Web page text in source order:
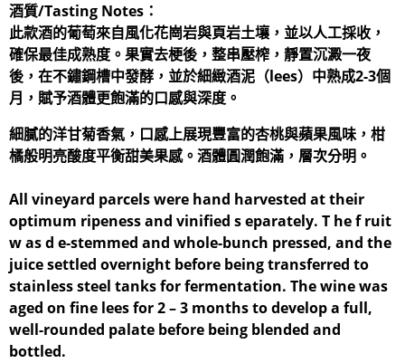
酒質/Tasting Notes：
此款酒的葡萄來自風化花崗岩與頁岩土壤，並以人工採收，
確保最佳成熟度。果實去梗後，整串壓榨，靜置沉澱一夜
後，在不鏽鋼槽中發酵，並於細緻酒泥（lees）中熟成2-3個
月，賦予酒體更飽滿的口感與深度。
細膩的洋甘菊香氣，口感上展現豐富的杏桃與蘋果風味，柑
橘般明亮酸度平衡甜美果感。酒體圓潤飽滿，層次分明。
All vineyard parcels were hand harvested at their
optimum ripeness and vinified s eparately. T he f ruit
w as d e-stemmed and whole-bunch pressed, and the
juice settled overnight before being transferred to
stainless steel tanks for fermentation. The wine was
aged on fine lees for 2 – 3 months to develop a full,
well-rounded palate before being blended and
bottled.